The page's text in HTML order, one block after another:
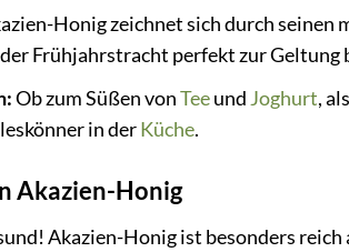
Honig zeichnet sich durch seinen
Frühjahrstracht perfekt zur Geltung
Ob zum Süßen vonTeeund Joghurt, als
in derKüche.
Akazien-Honig
Akazien-Honig ist besonders